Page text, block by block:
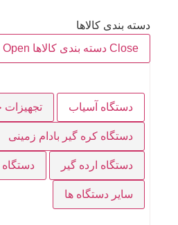
دسته بندی کالاها
Close دسته بندی کالاها
Open دسته بندی کالاها
دستگاه آسیاب
دستگاه کره گیر بادام زمینی
دستگاه ارده گیر دستگاه
سایر دستگاه ها